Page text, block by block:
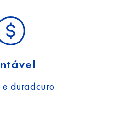
e duradouro